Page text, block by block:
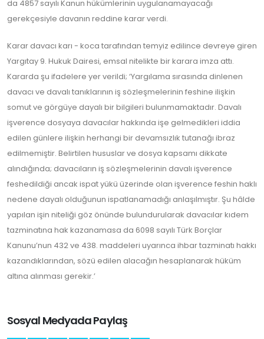
da 4857 sayılı Kanun hükümlerinin uygulanamayacağı
gerekçesiyle davanın reddine karar verdi.
Karar davacı karı - koca tarafından temyiz edilince devreye giren
Yargıtay 9. Hukuk Dairesi, emsal nitelikte bir karara imza attı.
Kararda şu ifadelere yer verildi; ‘Yargılama sırasında dinlenen
davacı ve davalı tanıklarının iş sözleşmelerinin feshine ilişkin
somut ve görgüye dayalı bir bilgileri bulunmamaktadır. Davalı
işverence dosyaya davacılar hakkında işe gelmedikleri iddia
edilen günlere ilişkin herhangi bir devamsızlık tutanağı ibraz
edilmemiştir. Belirtilen hususlar ve dosya kapsamı dikkate
alındığında; davacıların iş sözleşmelerinin davalı işverence
feshedildiği ancak ispat yükü üzerinde olan işverence feshin haklı
nedene dayalı olduğunun ispatlanamadığı anlaşılmıştır. Şu hâlde
yapılan işin niteliği göz önünde bulundurularak davacılar kıdem
tazminatına hak kazanamasa da 6098 sayılı Türk Borçlar
Kanunu’nun 432 ve 438. maddeleri uyarınca ihbar tazminatı hakkı
kazandıklarından, sözü edilen alacağın hesaplanarak hüküm
altına alınması gerekir.’
Sosyal Medyada Paylaş